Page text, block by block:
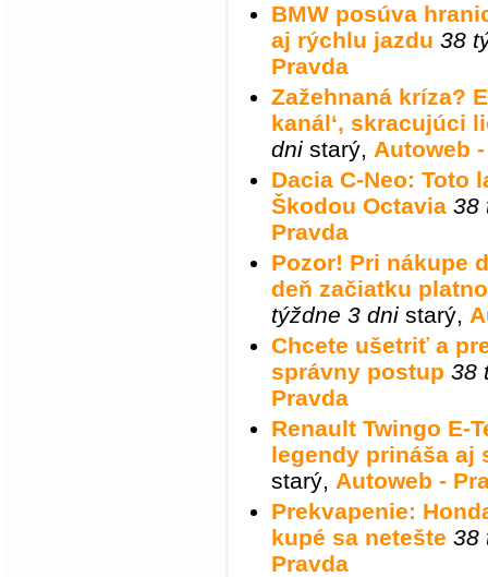
BMW posúva
aj rýchlu jazdu 38
Pravda
Zažehnaná kríza?
kanál‘, skracujúci
dni starý, Autoweb
Dacia C-Neo: Toto
Škodou Octavia 38
Pravda
Pozor! Pri nákupe
deň začiatku
týždne 3 dni starý,
Chcete ušetriť a
správny postup 38
Pravda
Renault Twingo E-
legendy prináša aj
starý, Autoweb -
Prekvapenie:
kupé sa netešte 38
Pravda